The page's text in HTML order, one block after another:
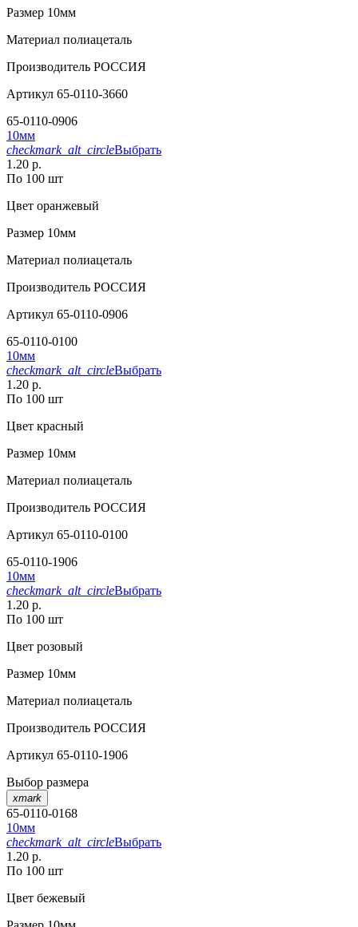
Размер 10мм
Материал полиацеталь
Производитель РОССИЯ
Артикул 65-0110-3660
65-0110-0906
10мм
checkmark_alt_circleВыбрать
1.20 р.
По 100 шт
Цвет оранжевый
Размер 10мм
Материал полиацеталь
Производитель РОССИЯ
Артикул 65-0110-0906
65-0110-0100
10мм
checkmark_alt_circleВыбрать
1.20 р.
По 100 шт
Цвет красный
Размер 10мм
Материал полиацеталь
Производитель РОССИЯ
Артикул 65-0110-0100
65-0110-1906
10мм
checkmark_alt_circleВыбрать
1.20 р.
По 100 шт
Цвет розовый
Размер 10мм
Материал полиацеталь
Производитель РОССИЯ
Артикул 65-0110-1906
Выбор размера
xmark
65-0110-0168
10мм
checkmark_alt_circleВыбрать
1.20 р.
По 100 шт
Цвет бежевый